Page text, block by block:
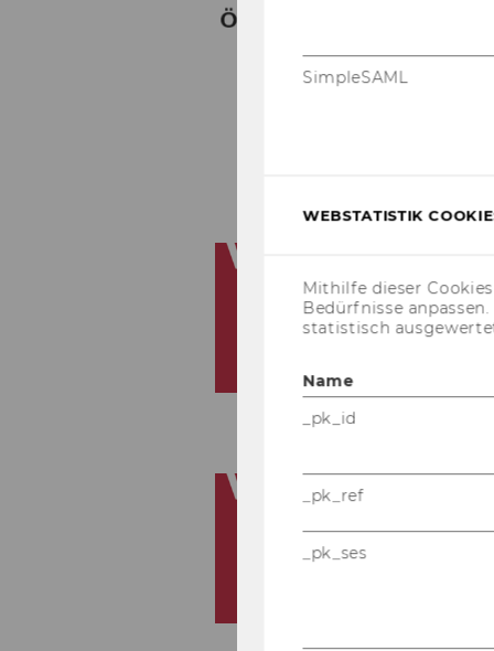
SimpleSAML
WEBSTATISTIK
Mithilfe dieser
Bedürfnisse
statistisch
Name
_pk_id
_pk_ref
_pk_ses